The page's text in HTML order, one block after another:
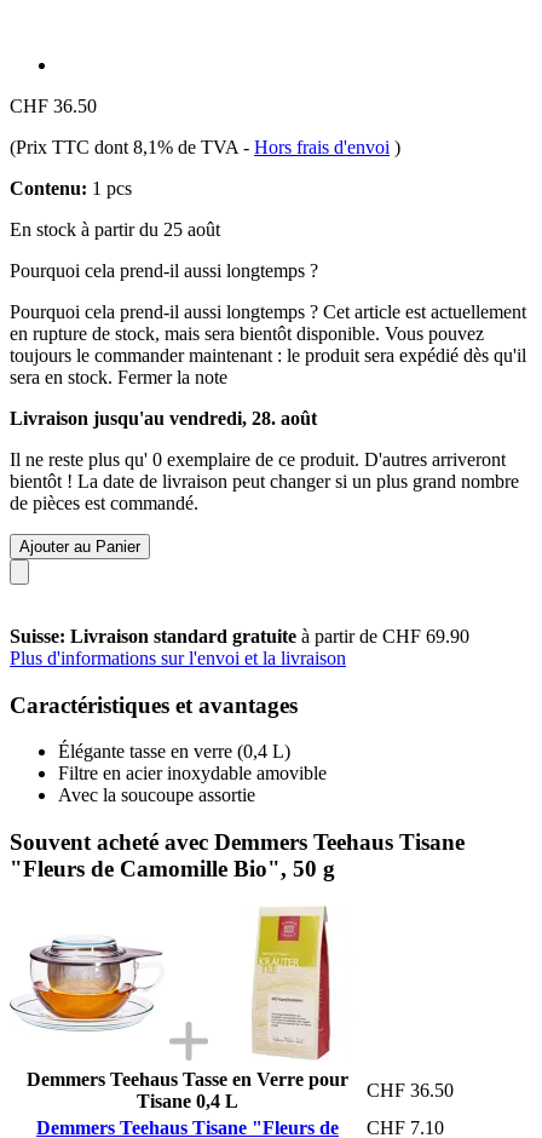
CHF 36.50
(Prix TTC dont 8,1% de TVA - Hors frais d'envoi )
Contenu: 1 pcs
En stock à partir du 25 août
Pourquoi cela prend-il aussi longtemps ?
Pourquoi cela prend-il aussi longtemps ? Cet article est actuellement
en rupture de stock, mais sera bientôt disponible. Vous pouvez
toujours le commander maintenant : le produit sera expédié dès qu'il
sera en stock. Fermer la note
Livraison jusqu'au vendredi, 28. août
Il ne reste plus qu' 0 exemplaire de ce produit. D'autres arriveront
bientôt ! La date de livraison peut changer si un plus grand nombre
de pièces est commandé.
Ajouter au Panier
Suisse: Livraison standard gratuite à partir de CHF 69.90
Plus d'informations sur l'envoi et la livraison
Caractéristiques et avantages
Élégante tasse en verre (0,4 L)
Filtre en acier inoxydable amovible
Avec la soucoupe assortie
Souvent acheté avec Demmers Teehaus Tisane
"Fleurs de Camomille Bio", 50 g
Demmers Teehaus Tasse en Verre pour
Tisane 0,4 L
CHF 36.50
Demmers Teehaus Tisane "Fleurs de
CHF 7.10